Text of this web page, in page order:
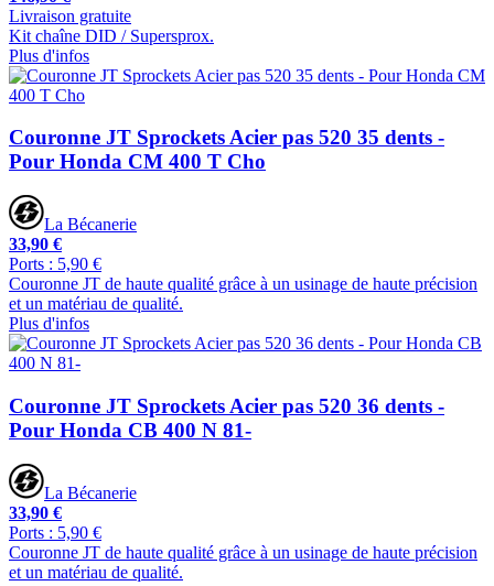
Livraison gratuite
Kit chaîne DID / Supersprox.
Plus d'infos
Couronne JT Sprockets Acier pas 520 35 dents -
Pour Honda CM 400 T Cho
La Bécanerie
33,90 €
Ports : 5,90 €
Couronne JT de haute qualité grâce à un usinage de haute précision
et un matériau de qualité.
Plus d'infos
Couronne JT Sprockets Acier pas 520 36 dents -
Pour Honda CB 400 N 81-
La Bécanerie
33,90 €
Ports : 5,90 €
Couronne JT de haute qualité grâce à un usinage de haute précision
et un matériau de qualité.